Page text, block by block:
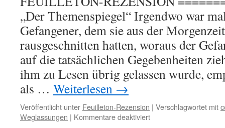
„Der Themenspiegel“ Irgendwo war
Gefangener, dem sie aus der
rausgeschnitten hatten, woraus der
auf die tatsächlichen Gegebenheiten
ihm zu Lesen übrig gelassen wurde,
als … Weiterlesen →
Veröffentlicht unter Feuilleton-Rezension | Verschlagwortet mit
Weglassungen | Kommentare deaktiviertfür